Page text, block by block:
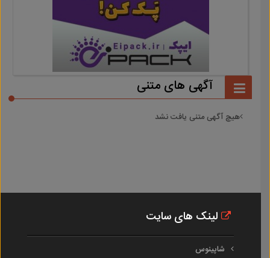
آگهی های متنی
هیچ آگهی متنی یافت نشد
لینک های سایت
شاپینوس